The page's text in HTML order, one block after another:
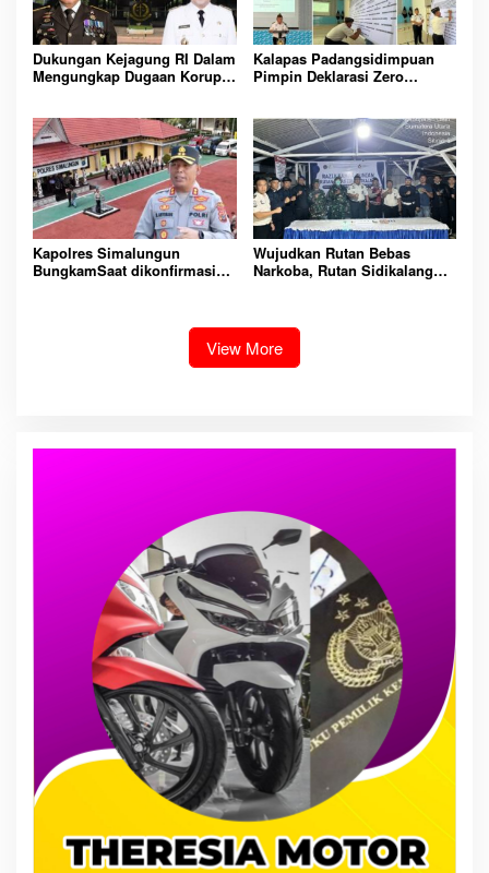
Dukungan Kejagung RI Dalam
Mengungkap Dugaan Korupsi
Dan Tangkap!
Kalapas Padangsidimpuan
Pimpin Deklarasi Zero
Padangsidimpuan
Kapolres Simalungun
BungkamSaat dikonfirmasi
Dikecamatan gunung malela
Wujudkan Rutan Bebas
Narkoba, Rutan Sidikalang
View More